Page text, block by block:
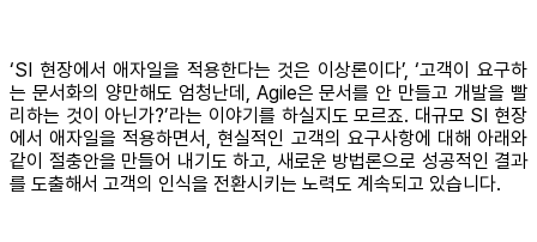
‘SI 현장에서 애자일을 적용한다는 것은 이상론이다’, ‘고객이 요구하
는 문서화의 양만해도 엄청난데, Agile은 문서를 안 만들고 개발을 빨
리하는 것이 아닌가?’라는 이야기를 하실지도 모르죠. 대규모 SI 현장
에서 애자일을 적용하면서, 현실적인 고객의 요구사항에 대해 아래와
같이 절충안을 만들어 내기도 하고, 새로운 방법론으로 성공적인 결과
를 도출해서 고객의 인식을 전환시키는 노력도 계속되고 있습니다.